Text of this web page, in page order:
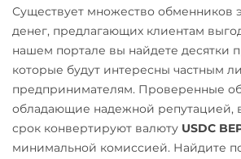
Ravencoin (RVN)
Ripple (XRP)
Shib
ERC20 BEP20
Solana (SOL)
StableUSD (USDS)
USD UAH
Промсвязьбанк RUB
ПУМБ UAH
Райффайзен
RUB UAH
РНКБ RUB
USD
KZT
JPY
AMD
VND
Существует множество обменников
денег, предлагающих клиентам
нашем портале вы найдете десятки
которые будут интересны частным
предпринимателям. Проверенные
обладающие надежной репутацией,
срок конвертируют валюту USDC
минимальной комиссией. Найдите